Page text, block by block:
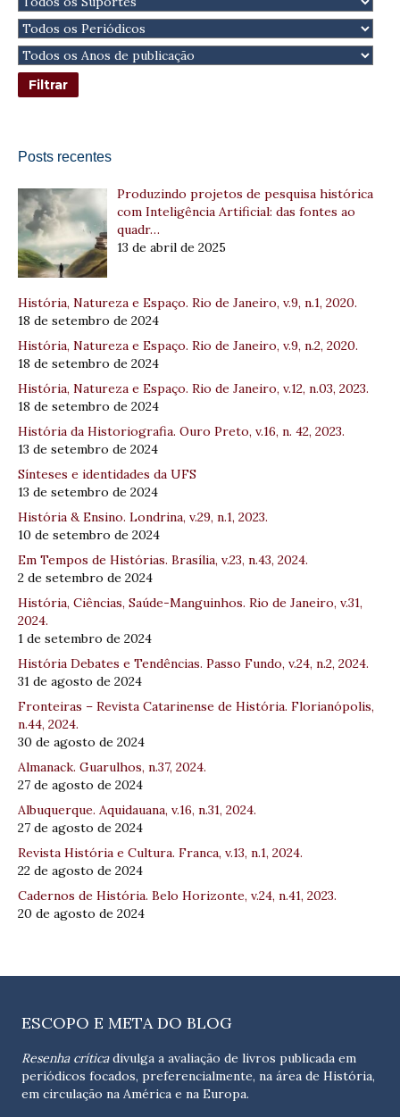
Posts recentes
Produzindo projetos de pesquisa histórica
com Inteligência Artificial: das fontes ao
quadr…
13 de abril de 2025
História, Natureza e Espaço. Rio de Janeiro, v.9, n.1, 2020.
18 de setembro de 2024
História, Natureza e Espaço. Rio de Janeiro, v.9, n.2, 2020.
18 de setembro de 2024
História, Natureza e Espaço. Rio de Janeiro, v.12, n.03, 2023.
18 de setembro de 2024
História da Historiografia. Ouro Preto, v.16, n. 42, 2023.
13 de setembro de 2024
Sínteses e identidades da UFS
13 de setembro de 2024
História & Ensino. Londrina, v.29, n.1, 2023.
10 de setembro de 2024
Em Tempos de Histórias. Brasília, v.23, n.43, 2024.
2 de setembro de 2024
História, Ciências, Saúde-Manguinhos. Rio de Janeiro, v.31,
2024.
1 de setembro de 2024
História Debates e Tendências. Passo Fundo, v.24, n.2, 2024.
31 de agosto de 2024
Fronteiras – Revista Catarinense de História. Florianópolis,
n.44, 2024.
30 de agosto de 2024
Almanack. Guarulhos, n.37, 2024.
27 de agosto de 2024
Albuquerque. Aquidauana, v.16, n.31, 2024.
27 de agosto de 2024
Revista História e Cultura. Franca, v.13, n.1, 2024.
22 de agosto de 2024
Cadernos de História. Belo Horizonte, v.24, n.41, 2023.
20 de agosto de 2024
ESCOPO E META DO BLOG
Resenha críticadivulga a avaliação de livros publicada em
periódicos focados, preferencialmente, na área de História,
em circulação na América e na Europa.